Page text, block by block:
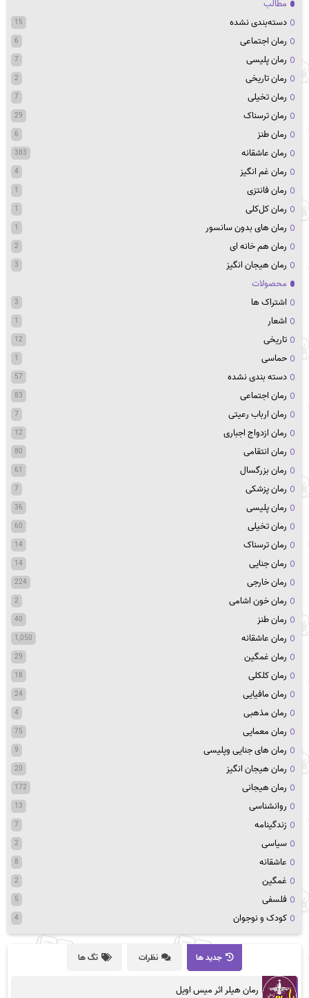
مطالب
دسته‌بندی نشده
15
رمان اجتماعی 6
رمان پلیسی 7
رمان تاریخی 2
رمان تخیلی 7
رمان ترسناک 29
رمان طنز 6
رمان عاشقانه 383
رمان غم انگیز 4
رمان فانتزی 1
رمان کل‌کلی 1
رمان های بدون سانسور 1
رمان هم خانه ای 2
رمان هیجان انگیز 3
محصولات
اشتراک ها
3
اشعار 1
تاریخی 12
حماسی 1
دسته بندی نشده 57
رمان اجتماعی 83
رمان ارباب رعیتی 7
رمان ازدواج اجباری 12
رمان انتقامی 80
رمان بزرگسال 61
رمان پزشکی 7
رمان پلیسی 36
رمان تخیلی 60
رمان ترسناک 14
رمان جنایی 14
رمان خارجی 224
رمان خون اشامی 2
رمان طنز 40
رمان عاشقانه 1,050
رمان غمگین 29
رمان کلکلی 18
رمان مافیایی 24
رمان مذهبی 4
رمان معمایی 75
رمان های جنایی وپلیسی 9
رمان هیجان انگیز 20
رمان هیجانی 172
روانشناسی 13
زندگینامه 7
سیاسی 2
عاشقانه 8
غمگین 2
فلسفی 5
کودک و نوجوان 4
جدید ها نظرات تگ ها
رمان هیلر اثر میس اویل